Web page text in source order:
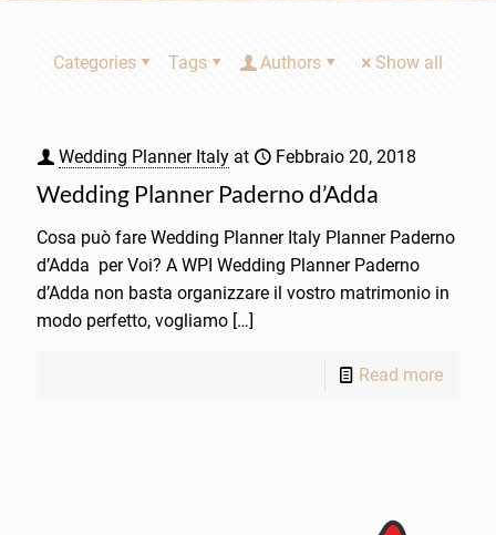
Categories Tags Authors Show all
Wedding Planner Italy at Febbraio 20, 2018
Wedding Planner Paderno d’Adda
Cosa può fare Wedding Planner Italy Planner Paderno
d’Adda per Voi? A WPI Wedding Planner Paderno
d’Adda non basta organizzare il vostro matrimonio in
modo perfetto, vogliamo […]
Read more